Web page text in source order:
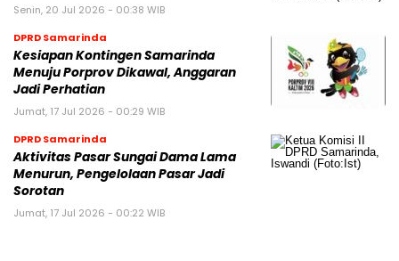
Senin, 20 Jul 2026 - 00:38 WIB
DPRD Samarinda
Kesiapan Kontingen Samarinda
Menuju Porprov Dikawal, Anggaran
Jadi Perhatian
Jumat, 17 Jul 2026 - 00:29 WIB
DPRD Samarinda
Aktivitas Pasar Sungai Dama Lama
Menurun, Pengelolaan Pasar Jadi
Sorotan
Jumat, 17 Jul 2026 - 00:22 WIB